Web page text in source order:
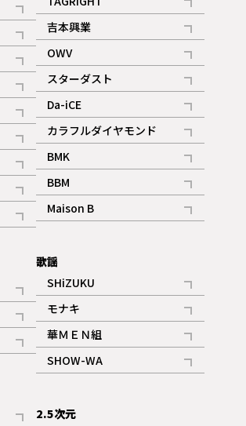
記事
吉本興業
記事
OWV
記事
ギャラリー
スターダスト
記事
Da-iCE
記事
カラフルダイヤモンド
記事
BMK
記事
ギャラリー
BBM
記事
ギャラリー
Maison B
記事
歌謡
SHiZUKU
記事
モナキ
記事
華ＭＥＮ組
記事
SHOW-WA
記事
2.5次元